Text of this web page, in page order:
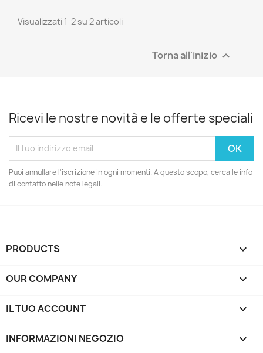
Visualizzati 1-2 su 2 articoli
Torna all'inizio 
Ricevi le nostre novità e le offerte speciali
Puoi annullare l'iscrizione in ogni momenti. A questo scopo, cerca le info
di contatto nelle note legali.
PRODUCTS 
OUR COMPANY 
IL TUO ACCOUNT 
INFORMAZIONI NEGOZIO keyboard_arrow_down